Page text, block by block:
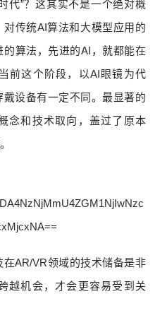
代”？这其实不是一个绝对概
传统AI算法和大模型应用的
算法，先进的AI，就都能在
前这个阶段，以AI眼镜为代
设备有一定不同。最显著的
念和技术取向，盖过了原本
AR/VR领域的技术储备是非
越机会，才会更容易受到关